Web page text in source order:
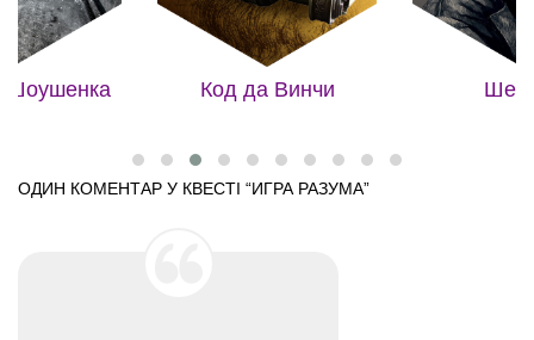
Винчи Шерлок Номер в
ОДИН КОМЕНТАР У КВЕСТІ “ИГРА РАЗУМА”